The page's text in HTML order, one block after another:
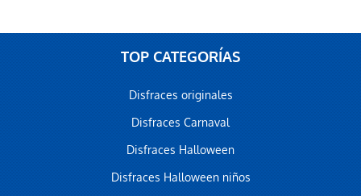
TOP CATEGORÍAS
Disfraces originales
Disfraces Carnaval
Disfraces Halloween
Disfraces Halloween niños